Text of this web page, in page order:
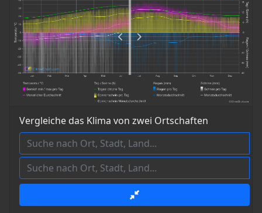
Vergleiche das Klima von zwei Ortschaften